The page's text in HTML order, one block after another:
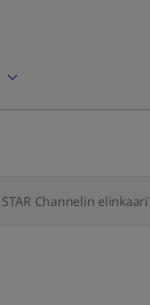
STAR Channelin